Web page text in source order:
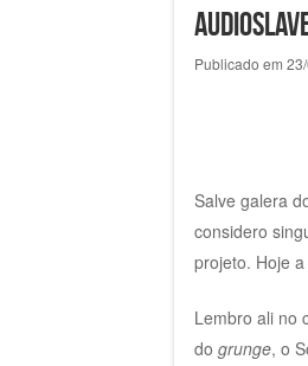
Publicado em
Salve galera
considero
projeto. Hoje
Lembro ali no
do grunge, o